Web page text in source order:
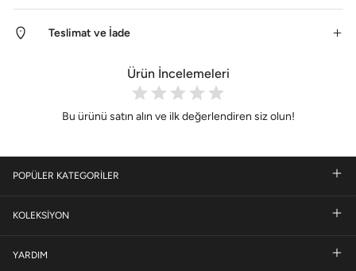
Teslimat ve İade
Ürün İncelemeleri
Bu ürünü satın alın ve ilk değerlendiren siz olun!
POPÜLER KATEGORİLER
KOLEKSİYON
YARDIM